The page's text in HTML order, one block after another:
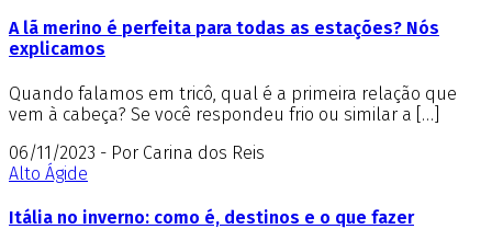
A lã merino é perfeita para todas as estações? Nós
explicamos
Quando falamos em tricô, qual é a primeira relação que
vem à cabeça? Se você respondeu frio ou similar a […]
06/11/2023 - Por Carina dos Reis
Alto Ágide
Itália no inverno: como é, destinos e o que fazer